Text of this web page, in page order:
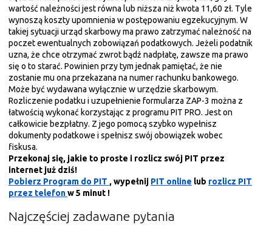
wartość należności jest równa lub niższa niż kwota 11,60 zł. Tyle
wynoszą koszty upomnienia w postępowaniu egzekucyjnym. W
takiej sytuacji urząd skarbowy ma prawo zatrzymać należność na
poczet ewentualnych zobowiązań podatkowych. Jeżeli podatnik
uzna, że chce otrzymać zwrot bądź nadpłatę, zawsze ma prawo
się o to starać. Powinien przy tym jednak pamiętać, że nie
zostanie mu ona przekazana na numer rachunku bankowego.
Może być wydawana wyłącznie w urzędzie skarbowym.
Rozliczenie podatku i uzupełnienie formularza ZAP-3 można z
łatwością wykonać korzystając z programu PIT PRO. Jest on
całkowicie bezpłatny. Z jego pomocą szybko wypełnisz
dokumenty podatkowe i spełnisz swój obowiązek wobec
fiskusa.
Przekonaj się, jakie to proste i rozlicz swój PIT przez
internet już dziś!
Pobierz Program do PIT , wypełnij PIT online lub rozlicz PIT
przez telefonw 5 minut !
Najczęściej zadawane pytania